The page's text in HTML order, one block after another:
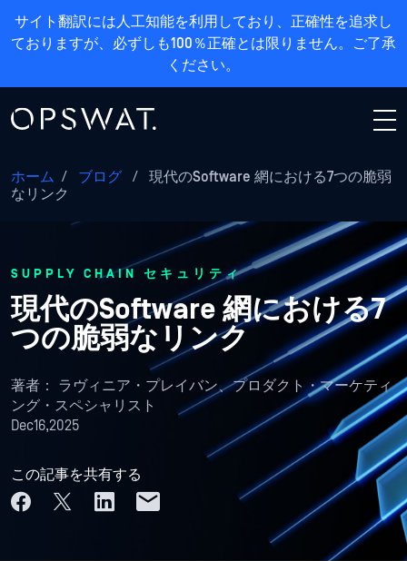
サイト翻訳には人工知能を利用しており、正確性を追求し
ておりますが、必ずしも100％正確とは限りません。ご了承
ください。
ホーム / ブログ /
現代のSoftware 網における7つの脆弱
なリンク
SUPPLY CHAIN セキュリティ
現代のSoftware 網における7
つの脆弱なリンク
著者： ラヴィニア・プレイバン、プロダクト・マーケティ
ング・スペシャリスト
Dec16,2025
この記事を共有する